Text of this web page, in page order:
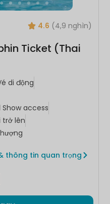
4.6 (4,9 nghìn)
Ticket (Thai
di động
Show access
trở lên
thông tin quan trọng